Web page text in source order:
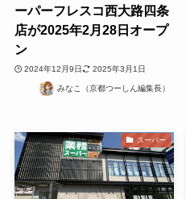
ーパーフレスコ西大路四条
店が2025年2月28日オープ
ン
2024年12月9日 2025年3月1日
みなこ（京都つーしん編集長）
スーパー